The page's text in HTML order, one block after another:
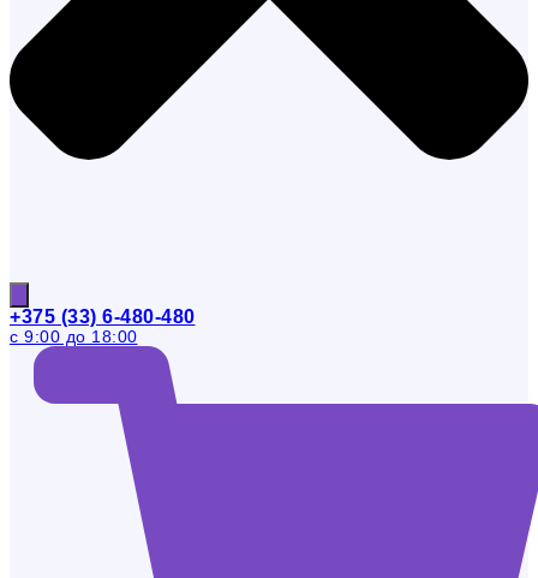
+375 (33) 6-480-480
с 9:00 до 18:00